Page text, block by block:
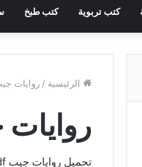
كتب تربوية كتب طبخ
الرئيسية / روايات